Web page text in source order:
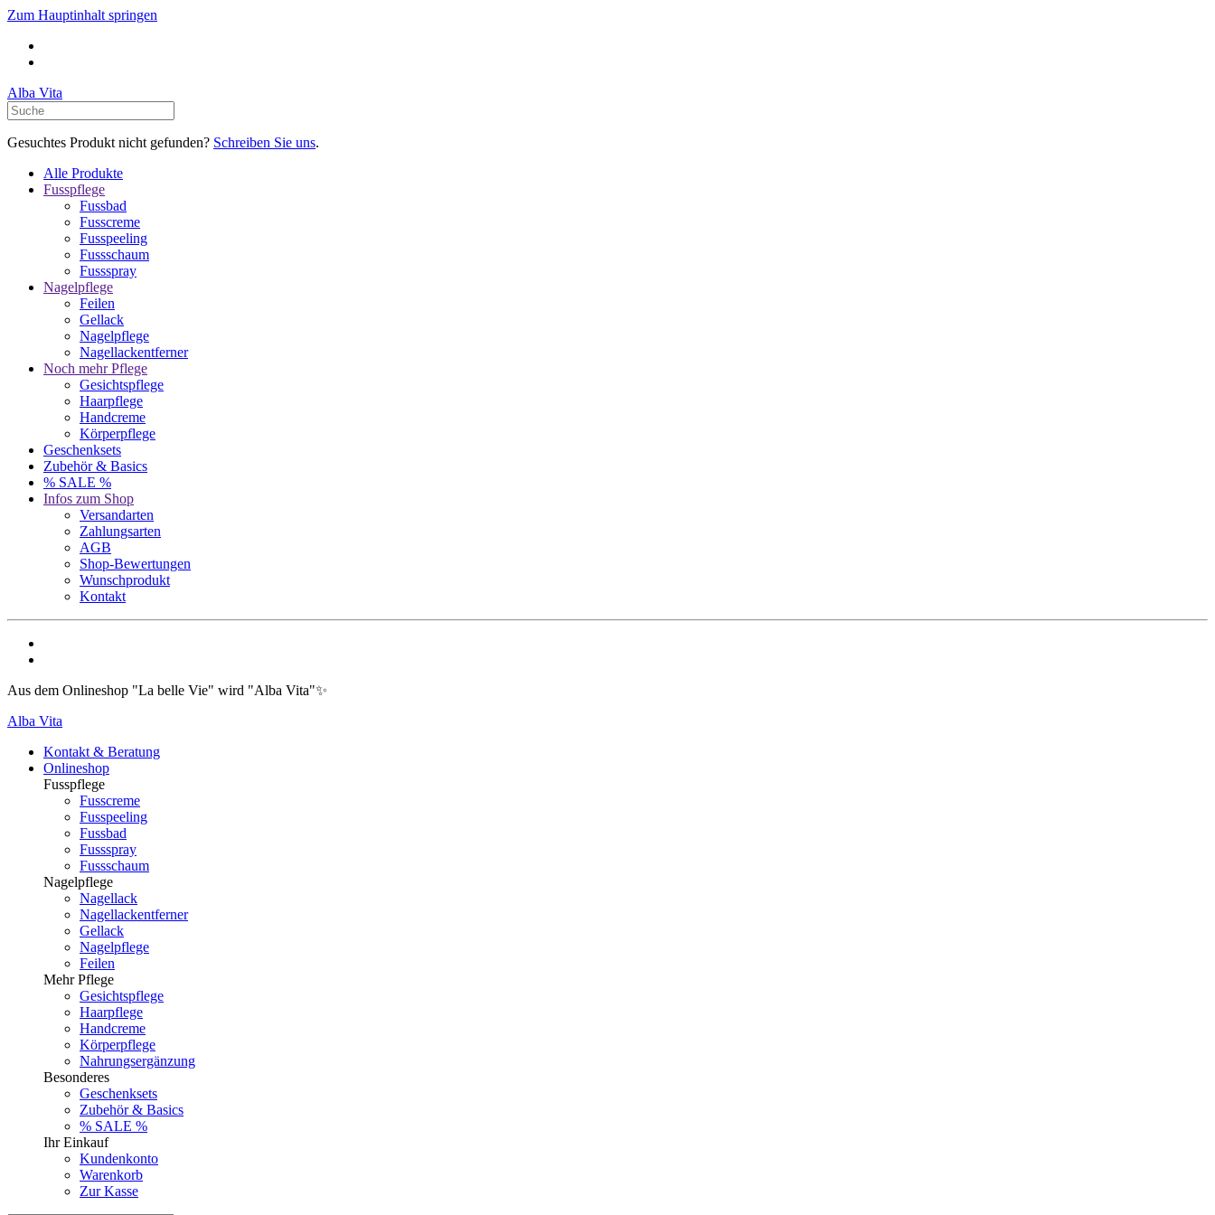
Zum Hauptinhalt springen
Alba Vita
Gesuchtes Produkt nicht gefunden? Schreiben Sie uns.
Alle Produkte
Fusspflege
Fussbad
Fusscreme
Fusspeeling
Fussschaum
Fussspray
Nagelpflege
Feilen
Gellack
Nagelpflege
Nagellackentferner
Noch mehr Pflege
Gesichtspflege
Haarpflege
Handcreme
Körperpflege
Geschenksets
Zubehör & Basics
% SALE %
Infos zum Shop
Versandarten
Zahlungsarten
AGB
Shop-Bewertungen
Wunschprodukt
Kontakt
Aus dem Onlineshop "La belle Vie" wird "Alba Vita"✨
Alba Vita
Kontakt & Beratung
Onlineshop
Fusspflege
Fusscreme
Fusspeeling
Fussbad
Fussspray
Fussschaum
Nagelpflege
Nagellack
Nagellackentferner
Gellack
Nagelpflege
Feilen
Mehr Pflege
Gesichtspflege
Haarpflege
Handcreme
Körperpflege
Nahrungsergänzung
Besonderes
Geschenksets
Zubehör & Basics
% SALE %
Ihr Einkauf
Kundenkonto
Warenkorb
Zur Kasse